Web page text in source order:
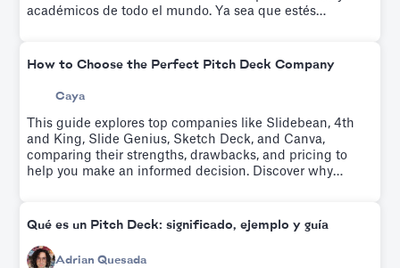
académicos de todo el mundo. Ya sea que estés
cautivar a tu audiencia con precisión y estilo.
How to Choose the Perfect Pitch Deck Company
Caya
This guide explores top companies like Slidebean, 4th
and King, Slide Genius, Sketch Deck, and Canva,
comparing their strengths, drawbacks, and pricing to
help you make an informed decision. Discover why
Qué es un Pitch Deck: significado, ejemplo y guía
Adrian Quesada